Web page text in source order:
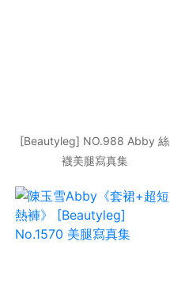
[Beautyleg] NO.988 Abby 絲
襪美腿寫真集